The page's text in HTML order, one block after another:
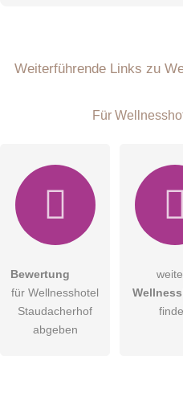
E-Mail-Adresse (wird nicht
Hiermit akzeptiere ich
DieDatenschutzerklärung habe
Weiterführende Links zu
Für
Bewertung
für Wellnesshotel
Staudacherhof
abgeben